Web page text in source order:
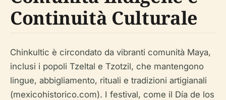
Continuità Culturale
Chinkultic è circondato da vibranti comunità Maya,
inclusi i popoli Tzeltal e Tzotzil, che mantengono
lingue, abbigliamento, rituali e tradizioni artigianali
(mexicohistorico.com). I festival, come il Día de los